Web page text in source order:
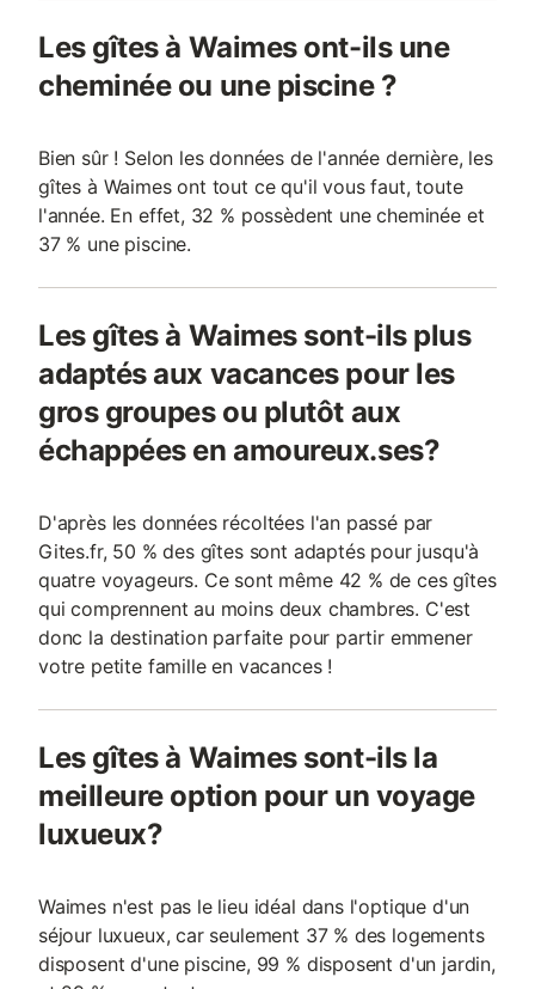
Les gîtes à Waimes ont-ils une
cheminée ou une piscine ?
Bien sûr ! Selon les données de l'année dernière, les
gîtes à Waimes ont tout ce qu'il vous faut, toute
l'année. En effet, 32 % possèdent une cheminée et
37 % une piscine.
Les gîtes à Waimes sont-ils plus
adaptés aux vacances pour les
gros groupes ou plutôt aux
échappées en amoureux.ses?
D'après les données récoltées l'an passé par
Gites.fr, 50 % des gîtes sont adaptés pour jusqu'à
quatre voyageurs. Ce sont même 42 % de ces gîtes
qui comprennent au moins deux chambres. C'est
donc la destination parfaite pour partir emmener
votre petite famille en vacances !
Les gîtes à Waimes sont-ils la
meilleure option pour un voyage
luxueux?
Waimes n'est pas le lieu idéal dans l'optique d'un
séjour luxueux, car seulement 37 % des logements
disposent d'une piscine, 99 % disposent d'un jardin,